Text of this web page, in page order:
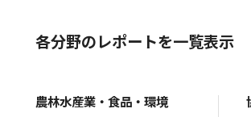
各分野のレポートを一覧表示
農林水産業・食品・環境